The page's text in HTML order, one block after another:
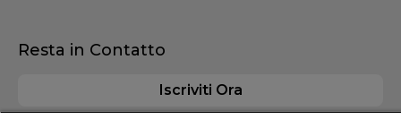
Resta in Contatto
Iscriviti Ora